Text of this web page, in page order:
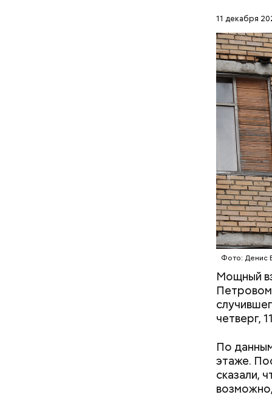
11 декабря
Фото: Денис
Мощный
четверг,
По
этаже.
сказали,
Блогеру
— Мы
него
допросе.